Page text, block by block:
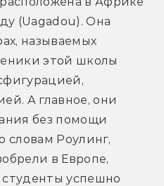
(Uagadou). Она
называемых
этой школы
А главное, они
без помощи
словам Роулинг,
в Европе,
успешно